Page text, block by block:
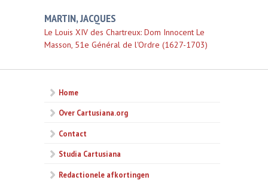
MARTIN, JACQUES
Le Louis XIV des Chartreux: Dom Innocent Le
Masson, 51e Général de l'Ordre (1627-1703)
Home
Over Cartusiana.org
Contact
Studia Cartusiana
Redactionele afkortingen